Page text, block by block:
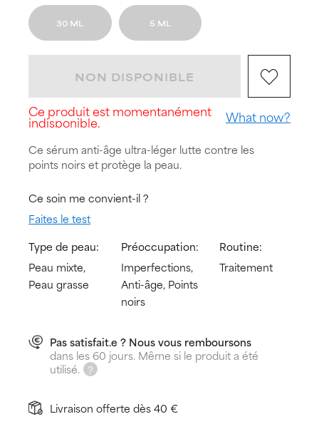
Ce sérum anti-âge ultra-léger lutte contre les
points noirs et protège la peau.
Ce soin me convient-il ?
Faites le test
Type de peau:
Peau mixte,
Peau grasse
Préoccupation:
Imperfections,
Anti-âge, Points
noirs
Routine:
Traitement
30 ML 5 ML
Ce produit est momentanément
indisponible. What now?
NON DISPONIBLE
Pas satisfait.e ? Nous vous remboursons
dans les 60 jours. Même si le produit a été
utilisé.
Livraison offerte dès 40 €